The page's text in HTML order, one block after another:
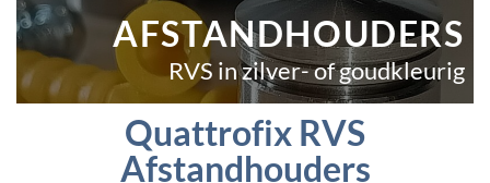
Quattrofix RVS
Afstandhouders
AFSTANDHOUDERS
RVS in zilver- of goudkleurig